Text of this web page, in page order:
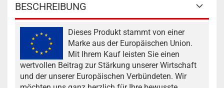
BESCHREIBUNG
Dieses Produkt stammt von einer
Marke aus der Europäischen Union.
Mit Ihrem Kauf leisten Sie einen
wertvollen Beitrag zur Stärkung unserer Wirtschaft
und der unserer Europäischen Verbündeten. Wir